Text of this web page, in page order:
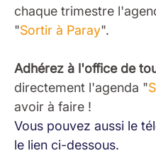
chaque trimestre
"Sortir à Paray".
Adhérez à l'office de
directement l'agenda "
avoir à faire !
Vous pouvez aussi le
le lien ci-dessous.